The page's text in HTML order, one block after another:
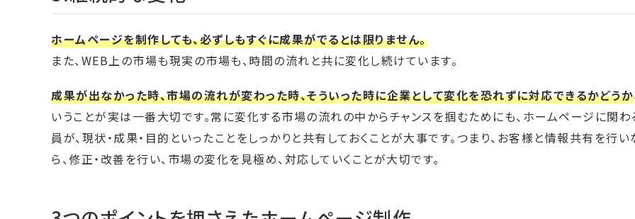
ホームページを制作しても、必ずしもすぐに成果がでるとは限りません。
また、WEB上の市場も現実の市場も、時間の流れと共に変化し続けています。
成果が出なかった時、市場の流れが変わった時、そういった時に企業として変化を恐れずに対応できるかどうか
いうことが実は一番大切です。常に変化する市場の流れの中からチャンスを掴むためにも、ホームページに関わ
員が、現状・成果・目的といったことをしっかりと共有しておくことが大事です。つまり、お客様と情報共有を行
ら、修正・改善を行い、市場の変化を見極め、対応していくことが大切です。